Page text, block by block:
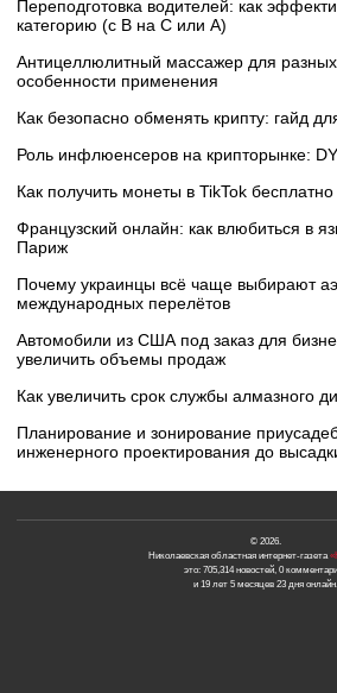
Переподготовка водителей: как
категорию (с B на C или А)
Антицеллюлитный массажер для разных
особенности применения
Как безопасно обменять крипту: гайд
Роль инфлюенсеров на крипторынке:
Как получить монеты в TikTok бесплатно
Французский онлайн: как влюбиться в
Париж
Почему украинцы всё чаще выбирают
международных перелётов
Автомобили из США под заказ для
увеличить объемы продаж
Как увеличить срок службы алмазного
Планирование и зонирование
инженерного проектирования до
© 2026.
Николаевская областная интернет-газета
это: 705,314 новостей, 0
и 19 лет 5 месяцев 23 дня онлайн.